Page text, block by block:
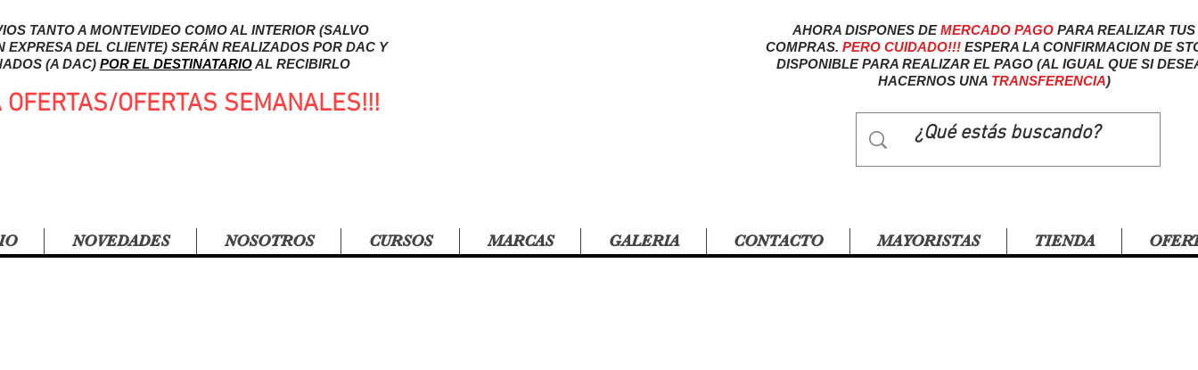
TANTO A MONTEVIDEO COMO AL INTERIOR (SALVO
EXPRESA DEL CLIENTE) SERÁN REALIZADOS POR DAC Y
(A DAC) POR EL DESTINATARIOAL RECIBIRLO
OFERTAS/OFERTAS SEMANALES!!!
AHORA DISPONES DEMERCADO PAGO PARA REALIZAR TUS
COMPRAS. PERO CUIDADO!!!ESPERA LA CONFIRMACION DE
DISPONIBLE PARA REALIZAR EL PAGO (AL IGUAL QUE SI
HACERNOS UNA TRANSFERENCIA)
NOVEDADES NOSOTROS CURSOS MARCAS GALERIA CONTACTO MAYORISTAS TIENDA